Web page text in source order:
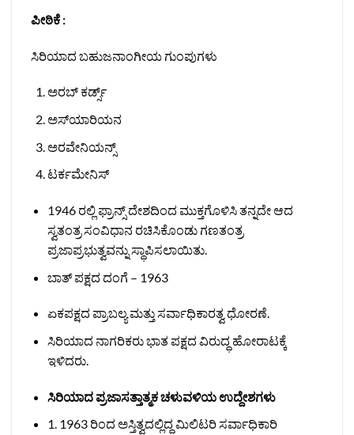
ಪೀಠಿಕೆ :
ಸಿರಿಯಾದ ಬಹುಜನಾಂಗೀಯ ಗುಂಪುಗಳು
ಅರಬ್ ಕರ್ಡ್ಸ್
ಅಸ್‌ಯಾರಿಯನ
ಅರವೇನಿಯನ್ಸ್
ಟರ್ಕಮೇನಿಸ್
1946 ರಲ್ಲಿ ಫ್ರಾನ್ಸ್ ದೇಶದಿಂದ ಮುಕ್ತಗೊಳಿಸಿ ತನ್ನದೇ ಆದ
ಸ್ವತಂತ್ರ ಸಂವಿಧಾನ ರಚಿಸಿಕೊಂಡು ಗಣತಂತ್ರ
ಪ್ರಜಾಪ್ರಭುತ್ವವನ್ನು ಸ್ಥಾಪಿಸಲಾಯಿತು.
ಬಾತ್ ಪಕ್ಷದ ದಂಗೆ – 1963
ಏಕಪಕ್ಷದ ಪ್ರಾಬಲ್ಯ ಮತ್ತು ಸರ್ವಾಧಿಕಾರತ್ವ ಧೋರಣೆ.
ಸಿರಿಯಾದ ನಾಗರಿಕರು ಭಾತ ಪಕ್ಷದ ವಿರುದ್ಧ ಹೋರಾಟಕ್ಕೆ
ಇಳಿದರು.
ಸಿರಿಯಾದ ಪ್ರಜಾಸತ್ತಾತ್ಮಕ ಚಳುವಳಿಯ ಉದ್ದೇಶಗಳು
1. 1963 ರಿಂದ ಅಸ್ತಿತ್ವದಲ್ಲಿದ್ದ ಮಿಲಿಟರಿ ಸರ್ವಾಧಿಕಾರಿ